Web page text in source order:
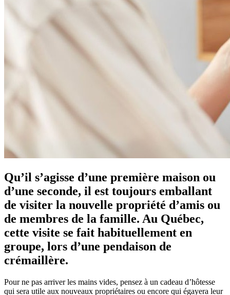
Qu’il s’agisse d’une première maison ou
d’une seconde, il est toujours emballant
de visiter la nouvelle propriété d’amis ou
de membres de la famille. Au Québec,
cette visite se fait habituellement en
groupe, lors d’une pendaison de
crémaillère.
Pour ne pas arriver les mains vides, pensez à un cadeau d’hôtesse
qui sera utile aux nouveaux propriétaires ou encore qui égayera leur